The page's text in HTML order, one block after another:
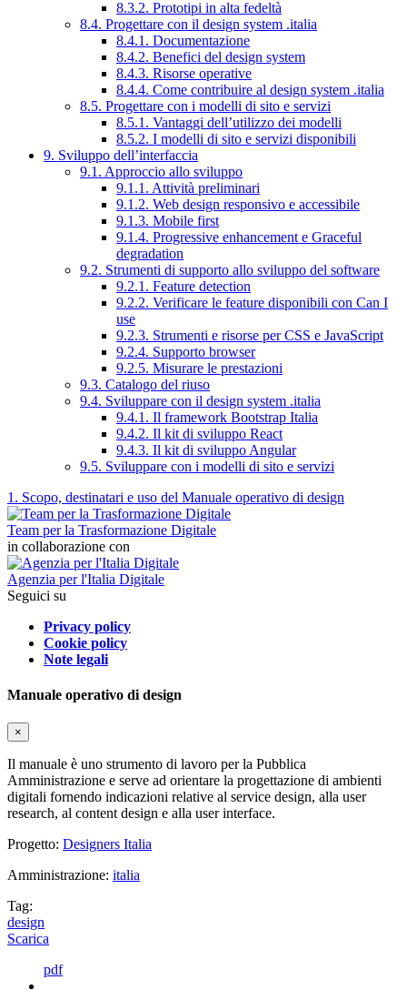
8.3.2. Prototipi in alta fedeltà
8.4. Progettare con il design system .italia
8.4.1. Documentazione
8.4.2. Benefici del design system
8.4.3. Risorse operative
8.4.4. Come contribuire al design system .italia
8.5. Progettare con i modelli di sito e servizi
8.5.1. Vantaggi dell’utilizzo dei modelli
8.5.2. I modelli di sito e servizi disponibili
9. Sviluppo dell’interfaccia
9.1. Approccio allo sviluppo
9.1.1. Attività preliminari
9.1.2. Web design responsivo e accessibile
9.1.3. Mobile first
9.1.4. Progressive enhancement e Graceful
degradation
9.2. Strumenti di supporto allo sviluppo del software
9.2.1. Feature detection
9.2.2. Verificare le feature disponibili con Can I
use
9.2.3. Strumenti e risorse per CSS e JavaScript
9.2.4. Supporto browser
9.2.5. Misurare le prestazioni
9.3. Catalogo del riuso
9.4. Sviluppare con il design system .italia
9.4.1. Il framework Bootstrap Italia
9.4.2. Il kit di sviluppo React
9.4.3. Il kit di sviluppo Angular
9.5. Sviluppare con i modelli di sito e servizi
1. Scopo, destinatari e uso del Manuale operativo di design
Team per la Trasformazione Digitale
in collaborazione con
Agenzia per l'Italia Digitale
Seguici su
Privacy policy
Cookie policy
Note legali
Manuale operativo di design
×
Il manuale è uno strumento di lavoro per la Pubblica
Amministrazione e serve ad orientare la progettazione di ambienti
digitali fornendo indicazioni relative al service design, alla user
research, al content design e alla user interface.
Progetto: Designers Italia
Amministrazione: italia
Tag:
design
Scarica
pdf